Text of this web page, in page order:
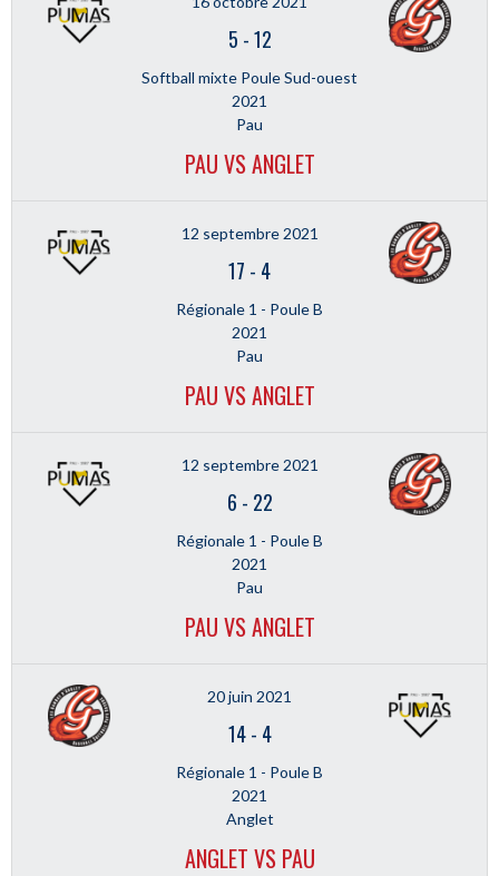
5 -12
Softball mixte Poule Sud-ouest
2021
Pau
PAU VS ANGLET
12 septembre 2021
17 - 4
Régionale 1 - Poule B
2021
Pau
PAU VS ANGLET
12 septembre 2021
6 - 22
Régionale 1 - Poule B
2021
Pau
PAU VS ANGLET
20 juin 2021
14- 4
Régionale 1 - Poule B
2021
Anglet
ANGLET VS PAU